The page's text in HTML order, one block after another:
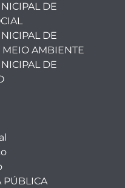
DE
DE
MEIO AMBIENTE
DE
PÚBLICA